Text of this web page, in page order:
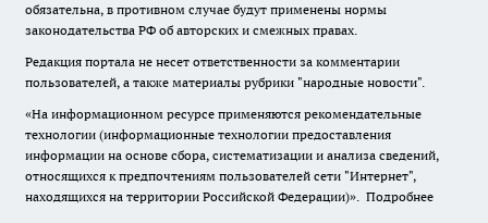
обязательна, в противном случае будут применены нормы
законодательства РФ об авторских и смежных правах.
Редакция портала не несет ответственности за комментарии
пользователей, а также материалы рубрики "народные новости".
«На информационном ресурсе применяются рекомендательные
технологии (информационные технологии предоставления
информации на основе сбора, систематизации и анализа сведений,
относящихся к предпочтениям пользователей сети "Интернет",
находящихся на территории Российской Федерации)». Подробнее